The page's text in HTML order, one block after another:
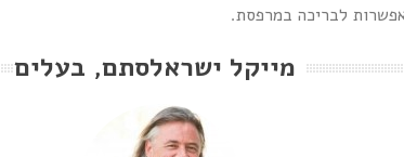
מייקל ישראלסתם, בעלים